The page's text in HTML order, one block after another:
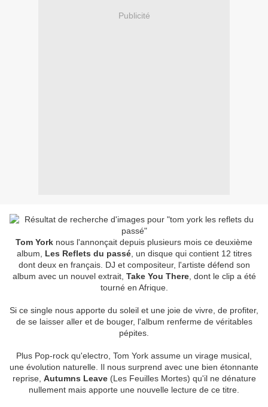
Publicité
Tom York nous l'annonçait depuis plusieurs mois ce deuxième
album, Les Reflets du passé, un disque qui contient 12 titres
dont deux en français. DJ et compositeur, l'artiste défend son
album avec un nouvel extrait, Take You There, dont le clip a été
tourné en Afrique.
Si ce single nous apporte du soleil et une joie de vivre, de profiter,
de se laisser aller et de bouger, l'album renferme de véritables
pépites.
Plus Pop-rock qu'electro, Tom York assume un virage musical,
une évolution naturelle. Il nous surprend avec une bien étonnante
reprise, Autumns Leave(Les Feuilles Mortes) qu'il ne dénature
nullement mais apporte une nouvelle lecture de ce titre.